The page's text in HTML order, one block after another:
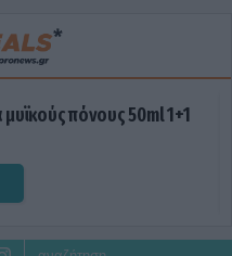
πόνους 50ml 1+1